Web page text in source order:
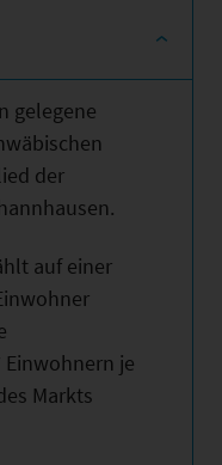
gelegene
der
auf einer
je
Markts